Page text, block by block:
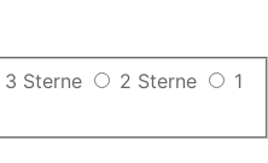
3 Sterne 2 Sterne
1